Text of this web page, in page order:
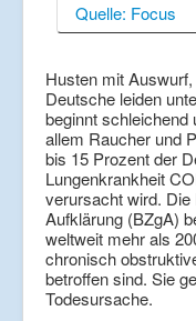
Quelle: Focus
Husten mit
Deutsche leiden
beginnt schleichend
allem Raucher und
bis 15 Prozent der
Lungenkrankheit
verursacht wird.
Aufklärung (BZgA)
weltweit mehr als
chronisch
betroffen sind. Sie
Todesursache.